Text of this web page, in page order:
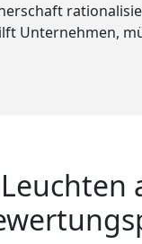
Unternehmen,